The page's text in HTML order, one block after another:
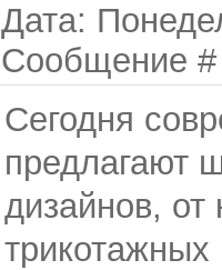
Дата:
Сообщение
Сегодня
предлагают
дизайнов, от